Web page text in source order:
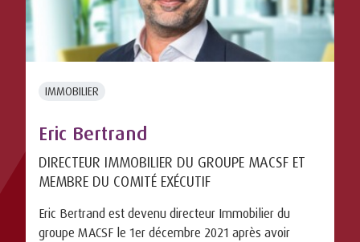
IMMOBILIER
Eric Bertrand
DIRECTEUR IMMOBILIER DU GROUPE MACSF ET
MEMBRE DU COMITÉ EXÉCUTIF
Eric Bertrand est devenu directeur Immobilier du
groupe MACSF le 1er décembre 2021 après avoir